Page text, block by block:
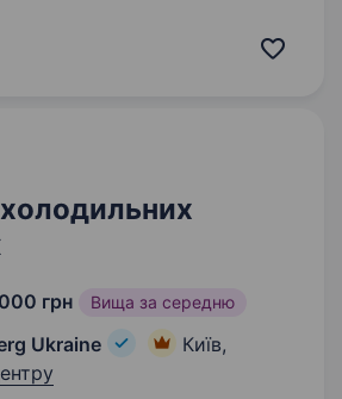
роботи…
грн Вища за середню
Ukraine
Київ,